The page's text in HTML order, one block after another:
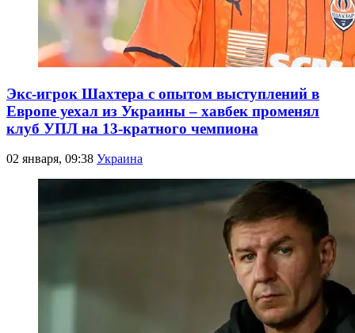
Экс-игрок Шахтера с опытом выступлений в
Европе уехал из Украины – хавбек променял
клуб УПЛ на 13-кратного чемпиона
02 января, 09:38 Украина